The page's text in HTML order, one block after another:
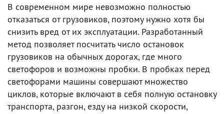
В современном мире невозможно полностью
отказаться от грузовиков, поэтому нужно хотя бы
снизить вред от их эксплуатации. Разработанный
метод позволяет посчитать число остановок
грузовиков на обычных дорогах, где много
светофоров и возможны пробки. В пробках перед
светофорами машины совершают множество
циклов, которые включают в себя полную остановку
транспорта, разгон, езду на низкой скорости,